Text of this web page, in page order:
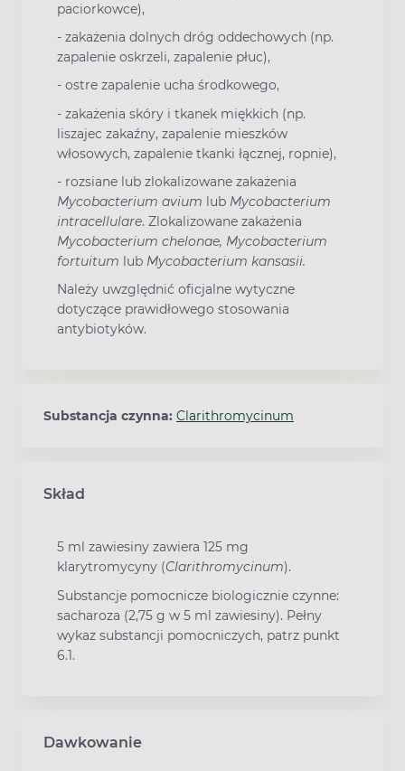
paciorkowce),
- zakażenia dolnych dróg oddechowych (np.
zapalenie oskrzeli, zapalenie płuc),
- ostre zapalenie ucha środkowego,
- zakażenia skóry i tkanek miękkich (np.
liszajec zakaźny, zapalenie mieszków
włosowych, zapalenie tkanki łącznej, ropnie),
- rozsiane lub zlokalizowane zakażenia
Mycobacterium avium lub Mycobacterium
intracellulare. Zlokalizowane zakażenia
Mycobacterium chelonae, Mycobacterium
fortuitum lub Mycobacterium kansasii.
Należy uwzględnić oficjalne wytyczne
dotyczące prawidłowego stosowania
antybiotyków.
Substancja czynna: Clarithromycinum
Skład
5 ml zawiesiny zawiera 125 mg
klarytromycyny (Clarithromycinum).
Substancje pomocnicze biologicznie czynne:
sacharoza (2,75 g w 5 ml zawiesiny). Pełny
wykaz substancji pomocniczych, patrz punkt
6.1.
Dawkowanie